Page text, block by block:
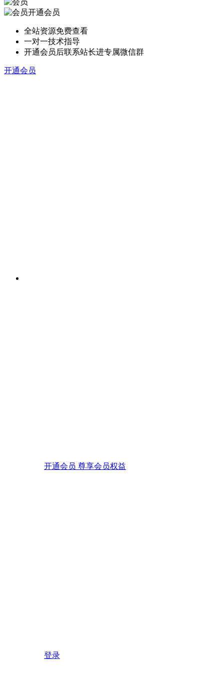
开通会员
全站资源免费查看
一对一技术指导
开通会员后联系站长进专属微信群
开通会员
开通会员 尊享会员权益
登录